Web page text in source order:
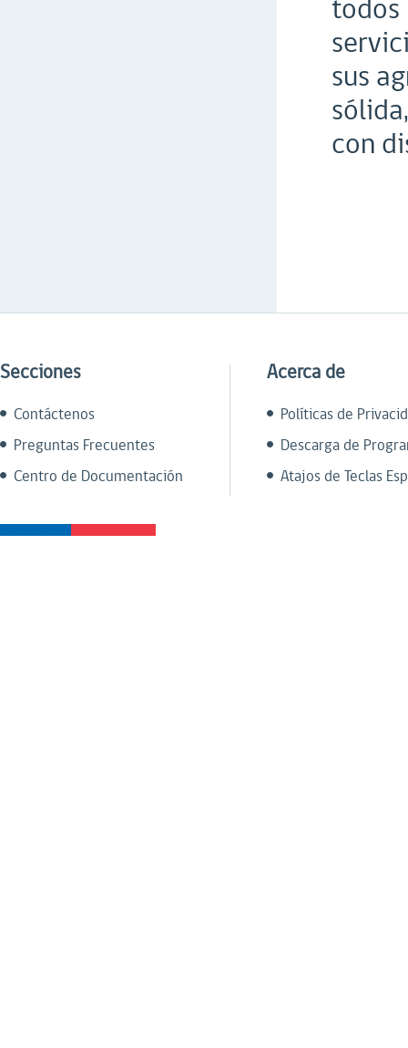
todos
sus
con
Secciones
Contáctenos
Preguntas Frecuentes
Centro de Documentación
Acerca de
Políticas de
Descarga de
Atajos de Teclas